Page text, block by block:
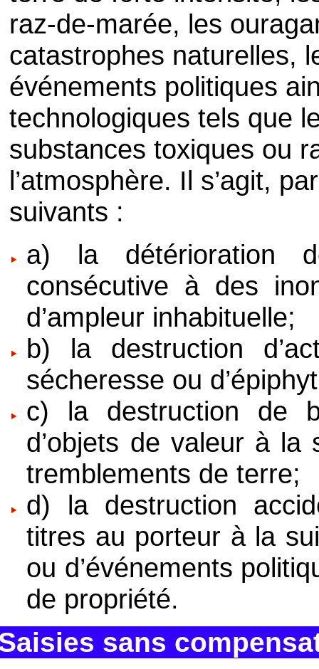
raz-de-marée, les
catastrophes naturelles,
événements politiques
technologiques tels que
substances toxiques ou
l’atmosphère. Il s’agit,
suivants :
a) la détérioration
consécutive à des
d’ampleur inhabituelle;
b) la destruction
sécheresse ou
c) la destruction de
d’objets de valeur à
tremblements de terre;
d) la destruction
titres au porteur à la
ou d’événements
de propriété.
sans